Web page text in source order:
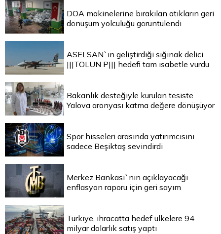
DOA makinelerine bırakılan atıkların geri
dönüşüm yolculuğu görüntülendi
ASELSAN`ın geliştirdiği sığınak delici
|||TOLUN P||| hedefi tam isabetle vurdu
Bakanlık desteğiyle kurulan tesiste
Yalova aronyası katma değere dönüşüyor
Spor hisseleri arasında yatırımcısını
sadece Beşiktaş sevindirdi
Merkez Bankası`nın açıklayacağı
enflasyon raporu için geri sayım
Türkiye, ihracatta hedef ülkelere 94
milyar dolarlık satış yaptı